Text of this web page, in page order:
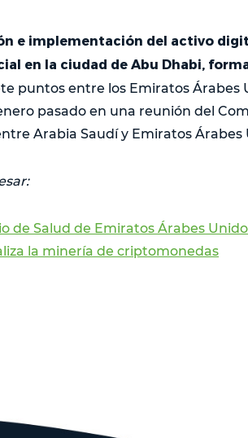
e implementación del activo
en la ciudad de Abu Dhabi,
puntos entre los Emiratos Árabes
pasado en una reunión del
Arabia Saudí y Emiratos Árabes
de Salud de Emiratos Árabes
la minería de criptomonedas